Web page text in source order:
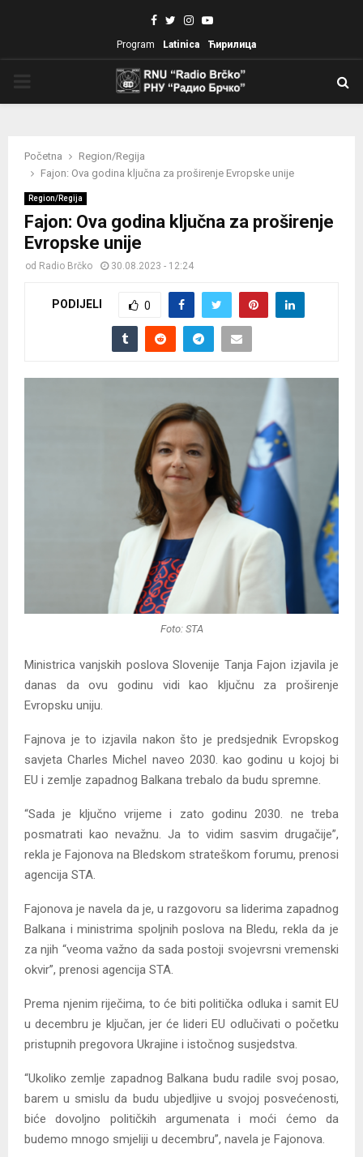
Facebook
TwitterInstagram
Youtube
Program Latinica Ћирилица
Početna
Region/Regija
Fajon: Ova godina ključna za proširenje Evropske unije
Region/Regija
Fajon: Ova godina ključna za proširenje
Evropske unije
od Radio Brčko 30.08.2023 - 12:24
PODIJELI 0
Foto: STA
Ministrica vanjskih poslova Slovenije Tanja Fajon izjavila je
danas da ovu godinu vidi kao ključnu za proširenje
Evropsku uniju.
Fajnova je to izjavila nakon što je predsjednik Evropskog
savjeta Charles Michel naveo 2030. kao godinu u kojoj bi
EU i zemlje zapadnog Balkana trebalo da budu spremne.
“Sada je ključno vrijeme i zato godinu 2030. ne treba
posmatrati kao nevažnu. Ja to vidim sasvim drugačije”,
rekla je Fajonova na Bledskom strateškom forumu, prenosi
agencija STA.
Fajonova je navela da je, u razgovoru sa liderima zapadnog
Balkana i ministrima spoljnih poslova na Bledu, rekla da je
za njih “veoma važno da sada postoji svojevrsni vremenski
okvir”, prenosi agencija STA.
Prema njenim riječima, to će biti politička odluka i samit EU
u decembru je ključan, jer će lideri EU odlučivati o početku
pristupnih pregovora Ukrajine i istočnog susjedstva.
“Ukoliko zemlje zapadnog Balkana budu radile svoj posao,
barem u smislu da budu ubjedljive u svojoj posvećenosti,
biće dovoljno političkih argumenata i moći ćemo da
budemo mnogo smjeliji u decembru”, navela je Fajonova.